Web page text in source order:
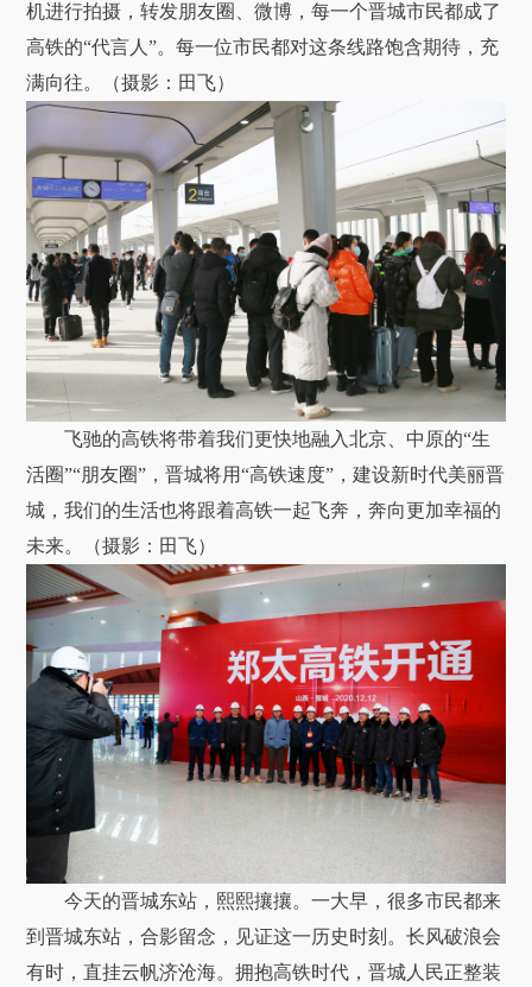
机进行拍摄，转发朋友圈、微博，每一个晋城市民都成了
高铁的“代言人”。每一位市民都对这条线路饱含期待，充
满向往。（摄影：田飞）
飞驰的高铁将带着我们更快地融入北京、中原的“生
活圈”“朋友圈”，晋城将用“高铁速度”，建设新时代美丽晋
城，我们的生活也将跟着高铁一起飞奔，奔向更加幸福的
未来。（摄影：田飞）
今天的晋城东站，熙熙攘攘。一大早，很多市民都来
到晋城东站，合影留念，见证这一历史时刻。长风破浪会
有时，直挂云帆济沧海。拥抱高铁时代，晋城人民正整装